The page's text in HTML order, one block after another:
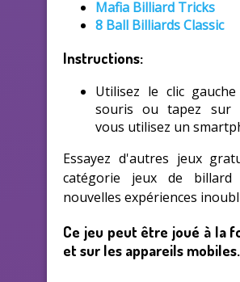
Mafia Billiard Tricks
8 Ball Billiards Classic
Instructions:
Utilisez le clic
souris ou tapez sur
vous utilisez un
Essayez d'autres jeux
catégorie jeux de
nouvelles expériences
Ce jeu peut être joué à la
et sur les appareils mobiles.